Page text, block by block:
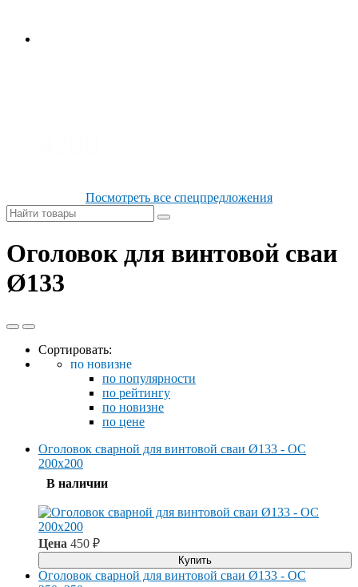
Посмотреть все спецпредложения
Оголовок для винтовой сваи
Ø133
Сортировать:
по новизне
по популярности
по рейтингу
по новизне
по цене
Оголовок сварной для винтовой сваи Ø133 - ОС
200x200
В наличии
Цена 450 ₽
Купить
Оголовок сварной для винтовой сваи Ø133 - ОС